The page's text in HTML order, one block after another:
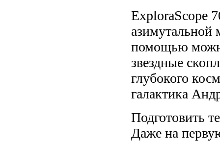
ExploraScope
азимутальной
помощью
звездные
глубокого
галактика
Подготовить
Даже на